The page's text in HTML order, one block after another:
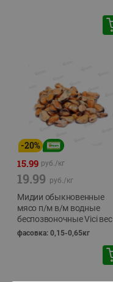
-20%
15.99 руб./кг
19.99 руб./кг
Мидии обыкновенные
мясо п/м в/м водные
беспозвоночные Vici вес
фасовка: 0,15-0,65кг